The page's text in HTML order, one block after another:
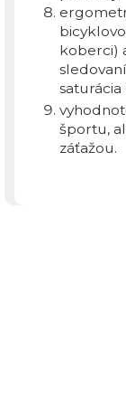
koberci)
saturácia
športu,
záťažou.